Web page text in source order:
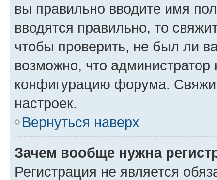
вы правильно вводите имя
вводятся правильно, то
чтобы проверить, не был ли
возможно, что администратор
конфигурацию форума.
настроек.
Вернуться наверх
Зачем вообще нужна
Регистрация не является